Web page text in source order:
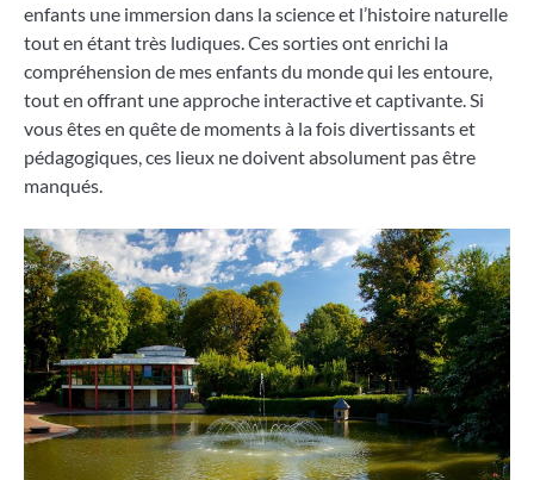
enfants une immersion dans la science et l’histoire naturelle
tout en étant très ludiques. Ces sorties ont enrichi la
compréhension de mes enfants du monde qui les entoure,
tout en offrant une approche interactive et captivante. Si
vous êtes en quête de moments à la fois divertissants et
pédagogiques, ces lieux ne doivent absolument pas être
manqués.